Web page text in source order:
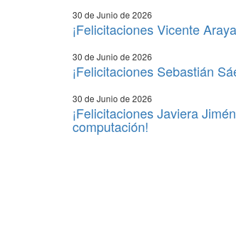
30 de Junio de 2026
¡Felicitaciones Vicente
30 de Junio de 2026
¡Felicitaciones Sebastián
30 de Junio de 2026
¡Felicitaciones Javiera
computación!